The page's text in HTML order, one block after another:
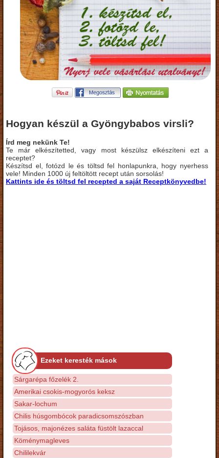
Hogyan készül a Gyöngybabos virsli?
Írd meg nekünk Te!
Te már elkészítetted, vagy most készülsz elkészíteni ezt a
receptet?
Készítsd el, fotózd le és töltsd fel honlapunkra, hogy nyerhess
vele! Minden 1000 új feltöltött recept után sorsolás!
Kattints ide és töltsd fel recepted a saját Receptkönyvedbe!
Ezeket keresték mások
Sárgarépa főzelék 2.
Amerikai csokis-mogyorós keksz
Sakar-lochum
Chilis húsgombócok paradicsomszószban
Tojásos, majonézes saláta füstölt lazaccal
Köménymagleves
Chililekvár